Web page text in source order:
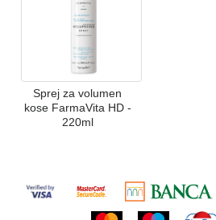
Sprej za volumen
kose FarmaVita HD -
220ml